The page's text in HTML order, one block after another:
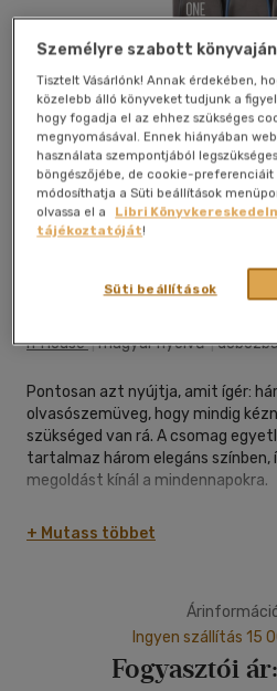
If House|magyar nyelvű|
Pontosan azt nyújtja, amit ígér:
olvasószemüveg, hogy mindig
szükséged van rá. A csomag
tartalmaz három elegáns színben,
megoldást kínál a mindennapokra.
Tarts egyet a konyhában, az
táskádban vagy akár a
vagy ajándékként is tökéletes
A kiváló minőségű lencsék és
tiszta látást biztosítanak, a
+ Mutass többet
Ingyen szállítás 15
Fogyasztói ár:
Személyre szabott
Tisztelt Vásárlónk! Annak érdekében,
közelebb álló könyveket tudjunk a
hogy fogadja el az ehhez szükséges
megnyomásával. Ennek hiányában
használata szempontjából
böngészőjébe, de cookie-preferenciáit
módosíthatja a Süti beállítások
olvassa el a
Libri
tájékoztatóját!
Süti beállítások